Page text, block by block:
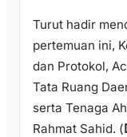
Turut hadir
pertemuan ini,
dan Protokol,
Tata Ruang
serta Tenaga
Rahmat Sahid. (